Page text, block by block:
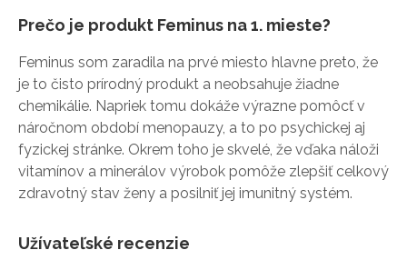
Prečo je produkt Feminus na 1. mieste?
Feminus som zaradila na prvé miesto hlavne preto, že
je to čisto prírodný produkt a neobsahuje žiadne
chemikálie. Napriek tomu dokáže výrazne pomôcť v
náročnom období menopauzy, a to po psychickej aj
fyzickej stránke. Okrem toho je skvelé, že vďaka náloži
vitamínov a minerálov výrobok pomôže zlepšiť celkový
zdravotný stav ženy a posilniť jej imunitný systém.
Užívateľské recenzie